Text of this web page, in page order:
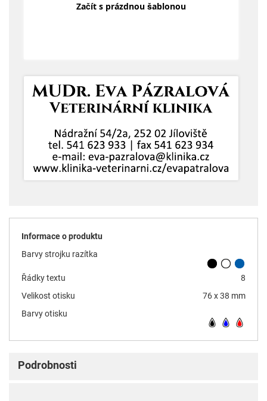
Začít s prázdnou šablonou
Informace o produktu
Barvy strojku razítka
Řádky textu
8
Velikost otisku
76 x 38 mm
Barvy otisku
Podrobnosti